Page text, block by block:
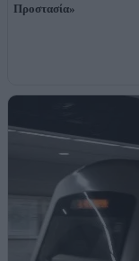
Προστασία»